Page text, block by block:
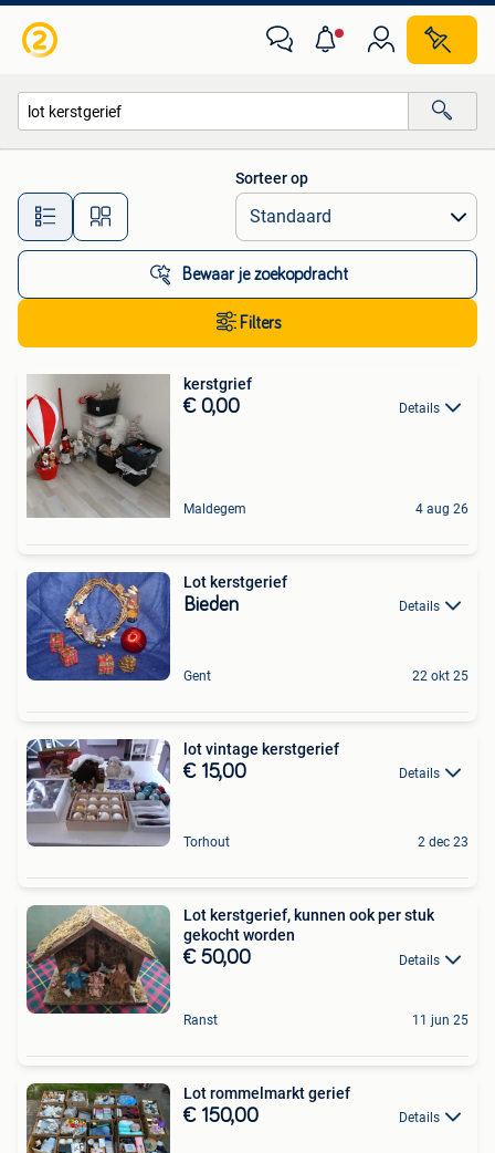
Alle afstanden…
Sorteer op
Bewaar je zoekopdracht
Filters
kerstgrief
€ 0,00 Details
Maldegem 4 aug 26
Lot kerstgerief
Bieden Details
Gent 22 okt 25
lot vintage kerstgerief
€ 15,00 Details
Torhout 2 dec 23
Lot kerstgerief, kunnen ook per stuk
gekocht worden
€ 50,00 Details
Ranst 11 jun 25
Lot rommelmarkt gerief
€ 150,00 Details